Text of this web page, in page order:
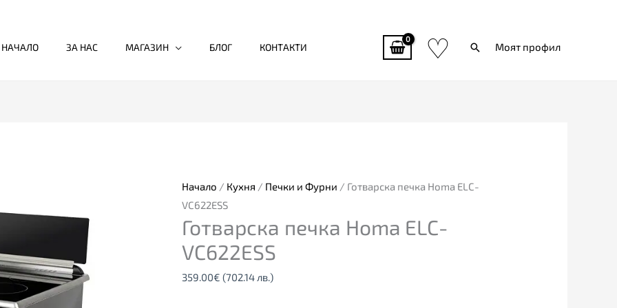
НАЧАЛО ЗА НАС МАГАЗИН БЛОГ КОНТАКТИ ♡ ТърсиМоят профил
Начало / Кухня / Печки и Фурни / Готварска печка Homa ELC-
VC622ESS
Готварска печка Homa ELC-
VC622ESS
359.00€ (702.14 лв.)